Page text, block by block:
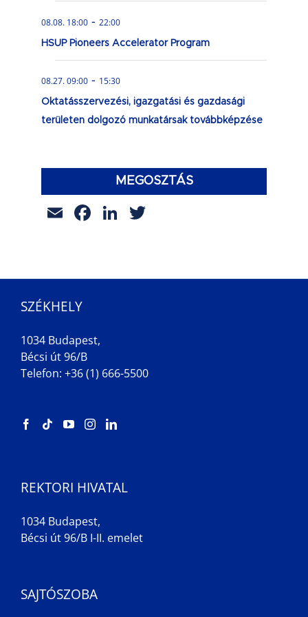
08.08. 18:00 - 22:00
HSUP Pioneers Accelerator Program
08.27. 09:00 - 15:30
Oktatásszervezési, igazgatási és gazdasági
területen dolgozó munkatársak továbbképzése
MEGOSZTÁS
EmailFacebook
LinkedIn
SZÉKHELY
1034 Budapest,
Bécsi út 96/B
Telefon: +36 (1) 666-5500
REKTORI HIVATAL
1034 Budapest,
Bécsi út 96/B I-II. emelet
SAJTÓSZOBA